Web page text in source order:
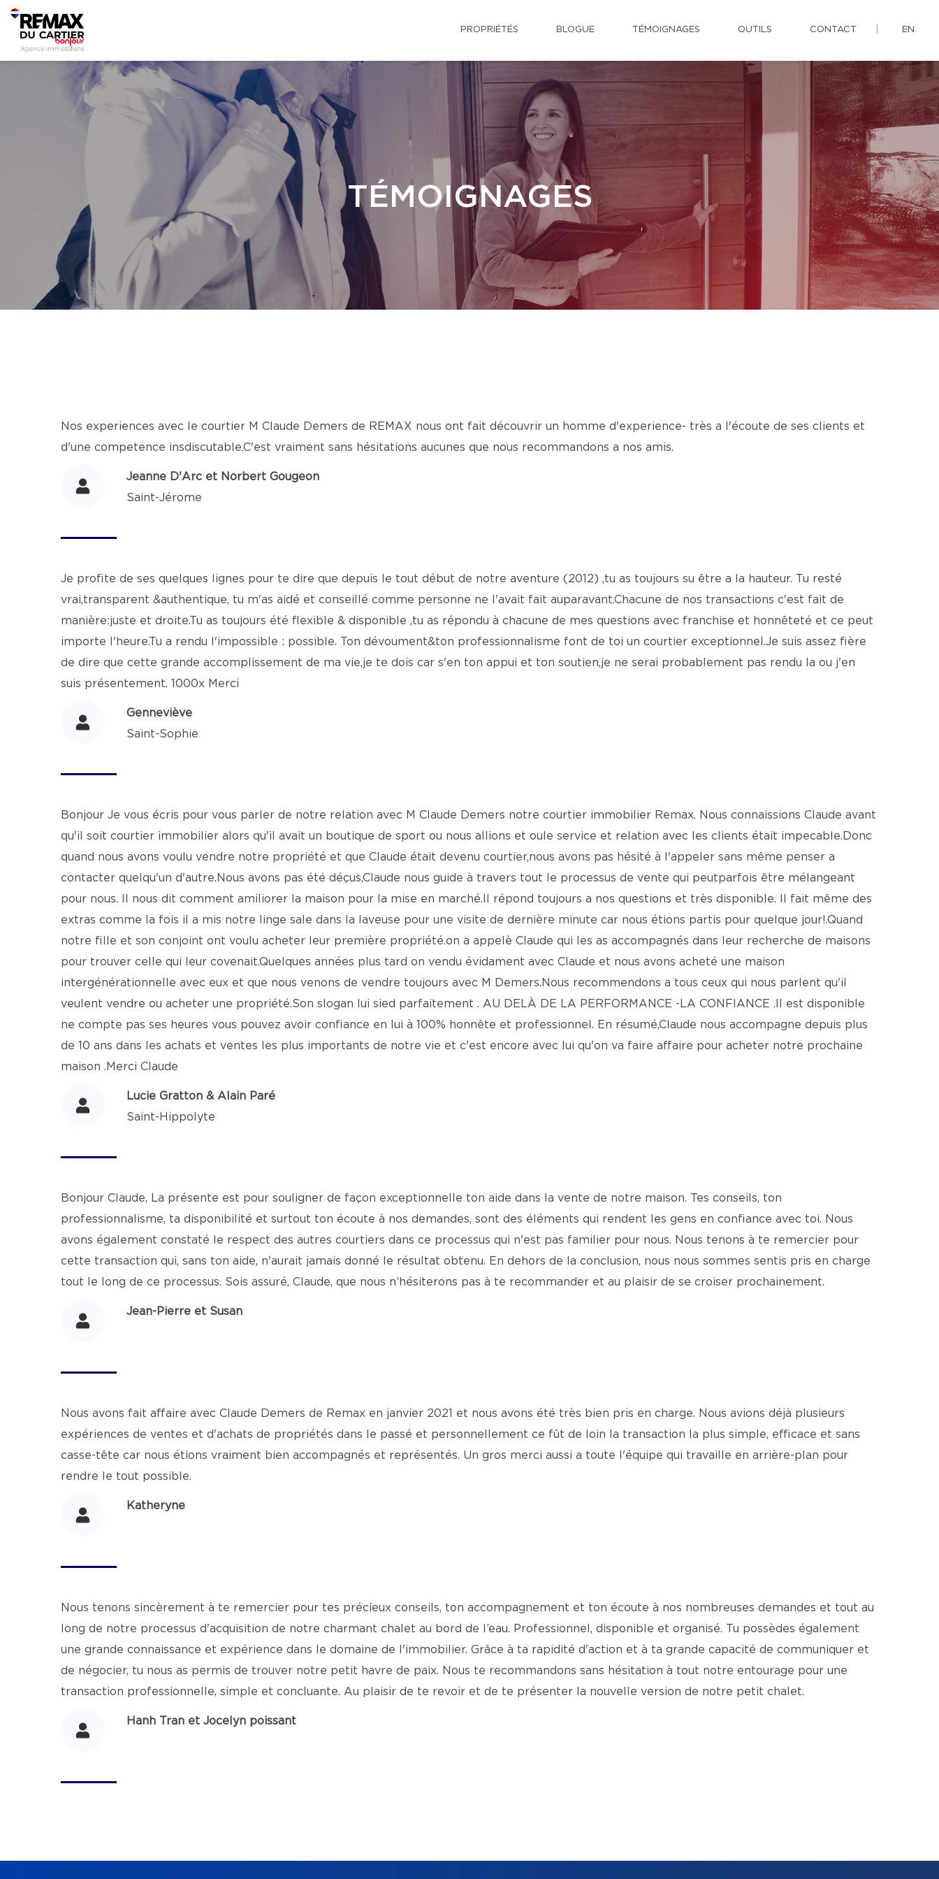
PROPRIÉTÉS BLOGUE TÉMOIGNAGES OUTILS CONTACT EN
TÉMOIGNAGES
Nos experiences avec le courtier M Claude Demers de REMAX nous ont fait découvrir un homme d'experience- très a l'écoute de ses clients et
d'une competence insdiscutable.C'est vraiment sans hésitations aucunes que nous recommandons a nos amis.
Jeanne D'Arc et Norbert Gougeon
Saint-Jérome
Je profite de ses quelques lignes pour te dire que depuis le tout début de notre aventure (2012) ,tu as toujours su être a la hauteur. Tu resté
vrai,transparent &authentique, tu m'as aidé et conseillé comme personne ne l'avait fait auparavant.Chacune de nos transactions c'est fait de
manière:juste et droite.Tu as toujours été flexible & disponible ,tu as répondu à chacune de mes questions avec franchise et honnêteté et ce peut
importe l'heure.Tu a rendu l'impossible : possible. Ton dévoument&ton professionnalisme font de toi un courtier exceptionnel.Je suis assez fière
de dire que cette grande accomplissement de ma vie,je te dois car s'en ton appui et ton soutien,je ne serai probablement pas rendu la ou j'en
suis présentement. 1000x Merci
Genneviève
Saint-Sophie
Bonjour Je vous écris pour vous parler de notre relation avec M Claude Demers notre courtier immobilier Remax. Nous connaissions Claude avant
qu'il soit courtier immobilier alors qu'il avait un boutique de sport ou nous allions et oule service et relation avec les clients était impecable.Donc
quand nous avons voulu vendre notre propriété et que Claude était devenu courtier,nous avons pas hésité à l'appeler sans même penser a
contacter quelqu'un d'autre.Nous avons pas été déçus,Claude nous guide à travers tout le processus de vente qui peutparfois être mélangeant
pour nous. Il nous dit comment amiliorer la maison pour la mise en marché.Il répond toujours a nos questions et très disponible. Il fait même des
extras comme la fois il a mis notre linge sale dans la laveuse pour une visite de dernière minute car nous étions partis pour quelque jour!.Quand
notre fille et son conjoint ont voulu acheter leur première propriété.on a appelè Claude qui les as accompagnés dans leur recherche de maisons
pour trouver celle qui leur covenait.Quelques années plus tard on vendu évidament avec Claude et nous avons acheté une maison
intergénérationnelle avec eux et que nous venons de vendre toujours avec M Demers.Nous recommendons a tous ceux qui nous parlent qu'il
veulent vendre ou acheter une propriété.Son slogan lui sied parfaitement . AU DELÀ DE LA PERFORMANCE -LA CONFIANCE .Il est disponible
ne compte pas ses heures vous pouvez avoir confiance en lui à 100% honnête et professionnel. En résumé,Claude nous accompagne depuis plus
de 10 ans dans les achats et ventes les plus importants de notre vie et c'est encore avec lui qu'on va faire affaire pour acheter notre prochaine
maison .Merci Claude
Lucie Gratton & Alain Paré
Saint-Hippolyte
Bonjour Claude, La présente est pour souligner de façon exceptionnelle ton aide dans la vente de notre maison. Tes conseils, ton
professionnalisme, ta disponibilité et surtout ton écoute à nos demandes, sont des éléments qui rendent les gens en confiance avec toi. Nous
avons également constaté le respect des autres courtiers dans ce processus qui n'est pas familier pour nous. Nous tenons à te remercier pour
cette transaction qui, sans ton aide, n'aurait jamais donné le résultat obtenu. En dehors de la conclusion, nous nous sommes sentis pris en charge
tout le long de ce processus. Sois assuré, Claude, que nous n’hésiterons pas à te recommander et au plaisir de se croiser prochainement.
Jean-Pierre et Susan
Nous avons fait affaire avec Claude Demers de Remax en janvier 2021 et nous avons été très bien pris en charge. Nous avions déjà plusieurs
expériences de ventes et d'achats de propriétés dans le passé et personnellement ce fût de loin la transaction la plus simple, efficace et sans
casse-tête car nous étions vraiment bien accompagnés et représentés. Un gros merci aussi a toute l'équipe qui travaille en arrière-plan pour
rendre le tout possible.
Katheryne
Nous tenons sincèrement à te remercier pour tes précieux conseils, ton accompagnement et ton écoute à nos nombreuses demandes et tout au
long de notre processus d'acquisition de notre charmant chalet au bord de l’eau. Professionnel, disponible et organisé. Tu possèdes également
une grande connaissance et expérience dans le domaine de l'immobilier. Grâce à ta rapidité d'action et à ta grande capacité de communiquer et
de négocier, tu nous as permis de trouver notre petit havre de paix. Nous te recommandons sans hésitation à tout notre entourage pour une
transaction professionnelle, simple et concluante. Au plaisir de te revoir et de te présenter la nouvelle version de notre petit chalet.
Hanh Tran et Jocelyn poissant